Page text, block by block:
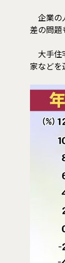
企業の
差の問題
大手住
家などを